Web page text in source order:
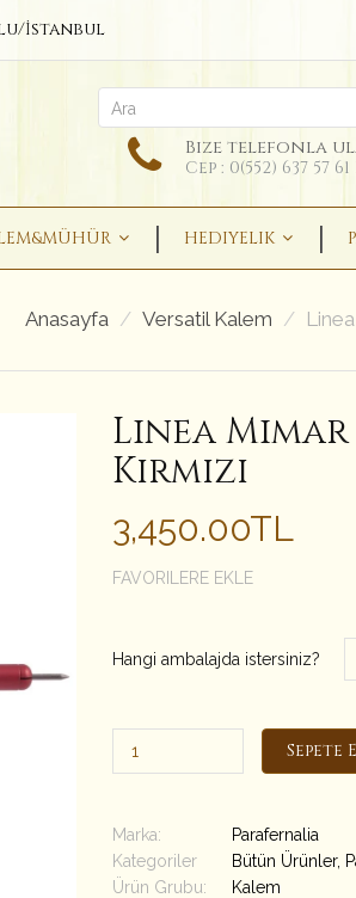
İstanbul
Bize telefonla
Cep : 0(552) 637 57
HEDIYELIK
Anasayfa Versatil Kalem
Linea Mimar
Kırmızı
3,450.00TL
FAVORILERE EKLE
Hangi ambalajda istersiniz?
Sepete
Marka:
Parafernalia
Kategoriler
Bütün Ürünler,
Ürün Grubu:
Kalem